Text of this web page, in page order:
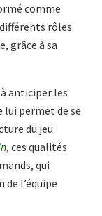
comme
rôles
grâce à sa
anticiper les
lui permet de se
du jeu
, ces qualités
qui
l’équipe